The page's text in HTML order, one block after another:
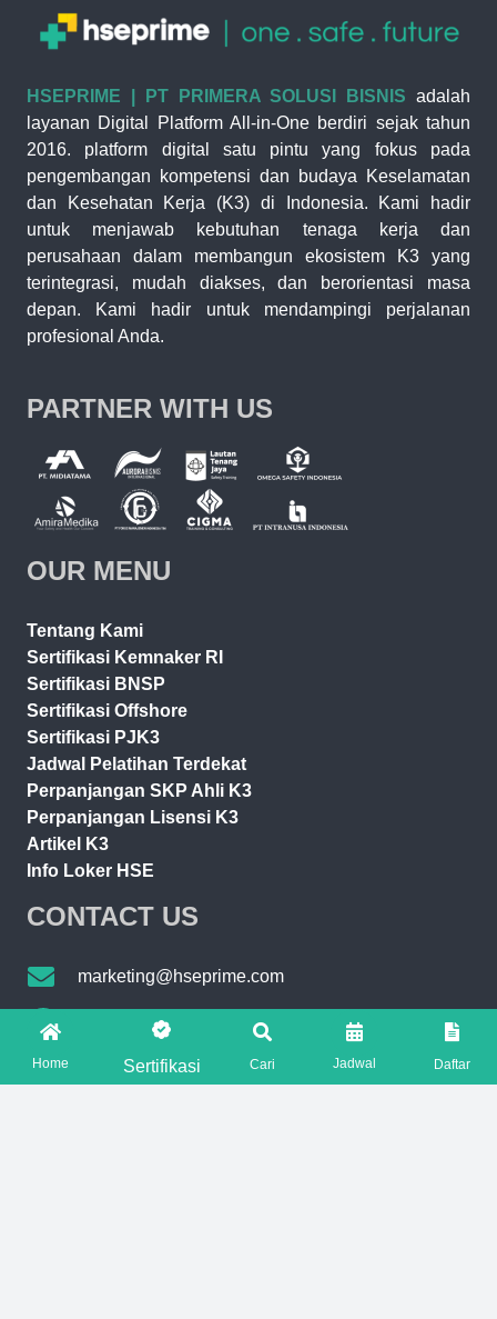
HSEPRIME | PT PRIMERA SOLUSI BISNIS adalah
layanan Digital Platform All-in-One berdiri sejak tahun
2016. platform digital satu pintu yang fokus pada
pengembangan kompetensi dan budaya Keselamatan
dan Kesehatan Kerja (K3) di Indonesia. Kami hadir
untuk menjawab kebutuhan tenaga kerja dan
perusahaan dalam membangun ekosistem K3 yang
terintegrasi, mudah diakses, dan berorientasi masa
depan. Kami hadir untuk mendampingi perjalanan
profesional Anda.
PARTNER WITH US
OUR MENU
Tentang Kami
Sertifikasi Kemnaker RI
Sertifikasi BNSP
Sertifikasi Offshore
Sertifikasi PJK3
Jadwal Pelatihan Terdekat
Perpanjangan SKP Ahli K3
Perpanjangan Lisensi K3
Artikel K3
Info Loker HSE
CONTACT US
marketing@hseprime.com
AJENG +62 821-7776-2221
SASKIA +62 821-7776-5551
Home Sertifikasi Cari Jadwal Daftar